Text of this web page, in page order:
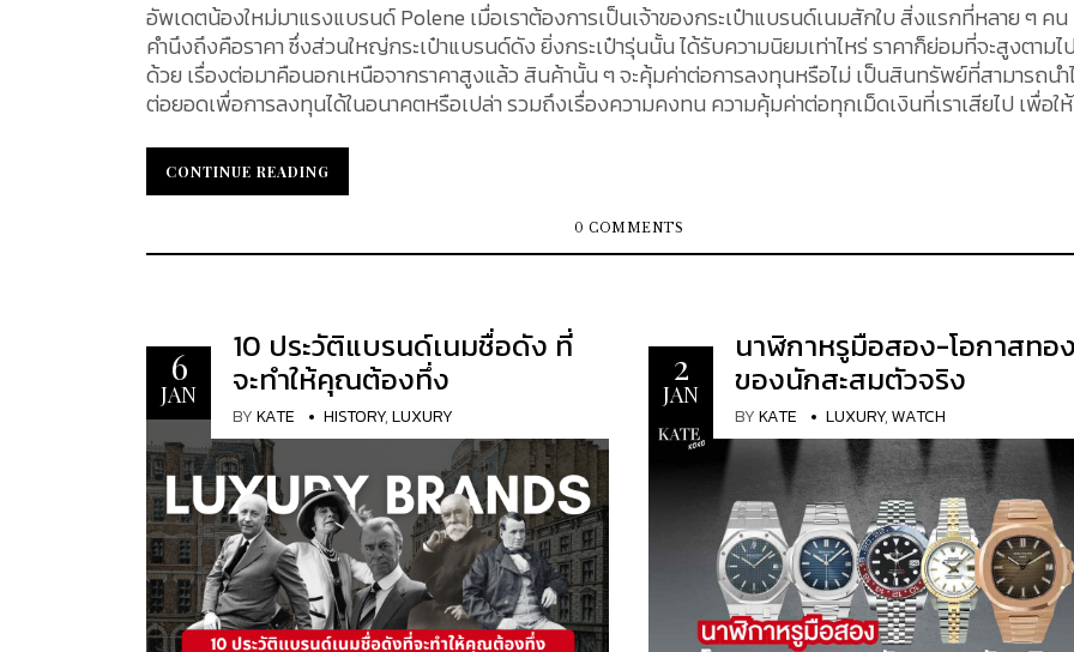
อัพเดตน้องใหม่มาแรงแบรนด์ Polene เมื่อเราต้องการเป็นเจ้าของกระเป๋าแบรนด์เนมสักใบ สิ่งแรกที่หลาย ๆ คน
คำนึงถึงคือราคา ซึ่งส่วนใหญ่กระเป๋าแบรนด์ดัง ยิ่งกระเป๋ารุ่นนั้น ได้รับความนิยมเท่าไหร่ ราคาก็ย่อมที่จะสูงตามไ
ด้วย เรื่องต่อมาคือนอกเหนือจากราคาสูงแล้ว สินค้านั้น ๆ จะคุ้มค่าต่อการลงทุนหรือไม่ เป็นสินทรัพย์ที่สามารถนำ
ต่อยอดเพื่อการลงทุนได้ในอนาคตหรือเปล่า รวมถึงเรื่องความคงทน ความคุ้มค่าต่อทุกเม็ดเงินที่เราเสียไป เพื่อใ
ต้องเสียเงินเป็นจำนวนมาก แต่ได้ทั้งคุณภาพ ดีไซน์ และแบรนด์ที่เชื่อถือได้จากประเทศฝรั่งเศส คุณภาพชั้นยอด
สามารถใช้งานได้อย่างสม่ำเสมอทุกโอกาส และมีดีไซน์ที่คงทนอยู่ได้ตลอดชีวิต KATEXOXO ขอแนะนำแบรนด์สัญชา
ฝรั่งเศสแบรนด์นี้ Polène Paris ให้เข้าไปอยู่ในใจคุณ What Is Polène Paris? Polène เป็นแบรนด์สัญชาติฝรั่งเศส
ที่เชี่ยวชาญด้านกระเป๋าหนังคุณภาพเยี่ยม แม้จะเพิ่งเป็นน้องใหม่ในวงการแฟชั่นระดับหรู แต่แบรนด์นี้จะทำให้คุณ
of Polene Paris Polène ก่อตั้งขึ้นในปี 2016 โดย Antoine Mothay และพี่น้องอีกสองคนของเขา โดยได้รับแรง
บันดาลใจมาจากผลงานของนักออกแบบอย่าง Madeleine Vionnet, Mariano Fortuny และ Madam Grès ในบท
สัมภาษณ์กับ Harper's Bazaar US Antoine กล่าวว่าแบรนด์นี้ตั้งเป้าที่จะแก้ปัญหา "การขาดความคิดสร้างสรรค์แ
คุณภาพ" ในตลาด คอลเลกชั่นของแบรนด์นี้นำเสนอเส้นสายที่มั่นใจและคลาสสิกผสมผสานกับเส้นโค้งที่ลื่นไหลและ
สง่างาม แรงบันดาลใจจากผลงานของนักออกแบบ เช่น Madeleine Vionnet, Mariano Fortuny และ Madam
ได้นำการพับมาผสมผสานเข้ากับคอลเลกชั่นต่างๆ เพื่อเพิ่มความยืดหยุ่นของหนังและเสริมความแข็งแกร่งให้กับ
ลักษณะประติมากรรมของดีไซน์ ความรู้ความเชี่ยวชาญและความหลงใหลในคุณภาพของพี่น้องคู่นี้ผลักดันให้พวกเข
ผลิตภัณฑ์ฝีมือที่ทำด้วยมือที่ดีที่สุดในสเปน "มีแบรนด์หรูชั้นนำมากมายที่มีการออกแบบและประวัติศาสตร์ที่ยอดเยี่ยม
และยังมีแบรนด์ที่เข้าถึงได้ง่ายกว่าซึ่ง...
CONTINUE READING
CONTINUE READING
0 COMMENTS
6
JAN
10 ประวัติแบรนด์เนมชื่อดัง ที่
จะทำให้คุณต้องทึ่ง
BYKATE HISTORY,LUXURY
2
JAN
นาฬิกาหรูมือสอง-โอกาสทอง
ของนักสะสมตัวจริง
BYKATE LUXURY,WATCH